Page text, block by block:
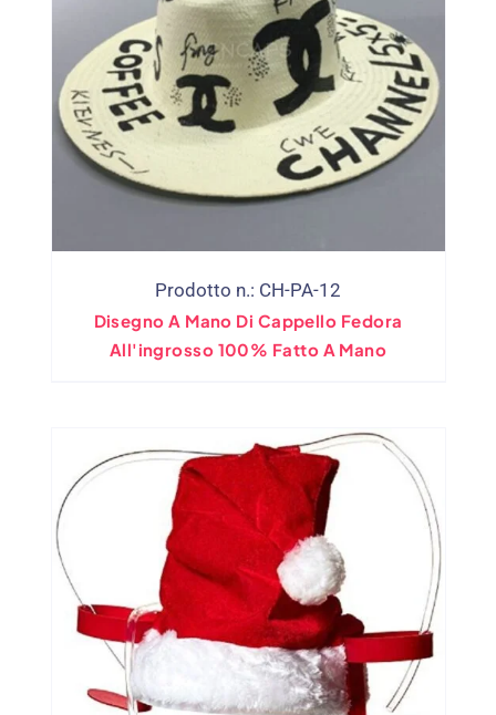
Prodotto n.: CH-PA-12
Disegno A Mano Di Cappello Fedora
All'ingrosso 100% Fatto A Mano